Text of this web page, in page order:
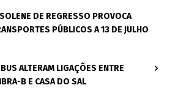
DE REGRESSO PROVOCA
PÚBLICOS A 13 DE JULHO
ALTERAM LIGAÇÕES ENTRE
B E CASA DO SAL